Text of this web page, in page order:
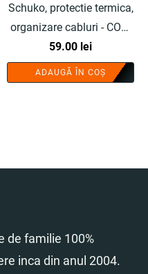
Schuko, protectie termica,
organizare cabluri - COBI
SMART®
59.00 lei
ADAUGĂ ÎN COȘ
de familie 100%
inca din anul 2004.